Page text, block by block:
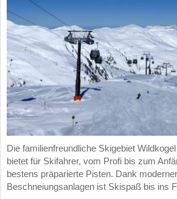
Die familienfreundliche Skigebiet
bietet für Skifahrer, vom Profi bis zum
bestens präparierte Pisten. Dank moderner
Beschneiungsanlagen ist Skispaß bis ins